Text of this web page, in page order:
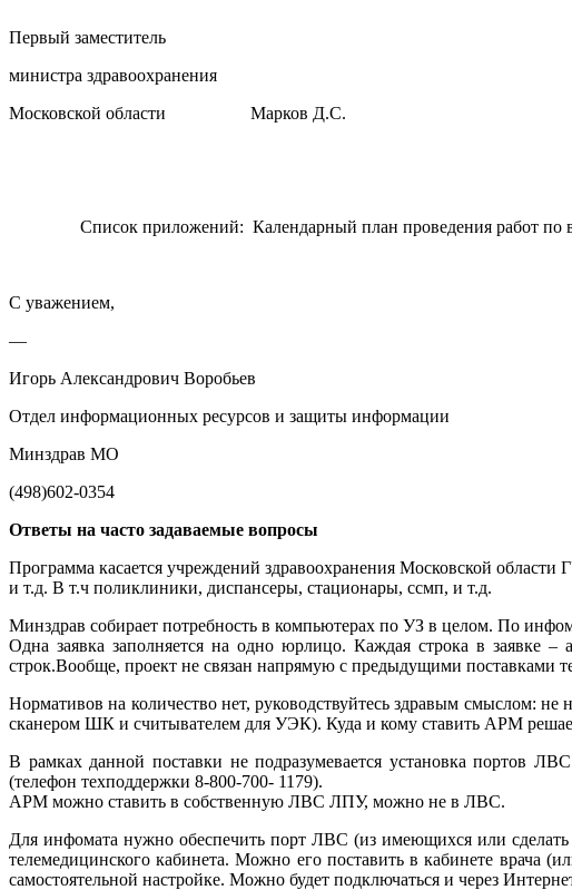
Первый заместитель
министра здравоохранения
Московской области Марков Д.С.
Список приложений: Календарный план проведения работ по
С уважением,
—
Игорь Александрович Воробьев
Отдел информационных ресурсов и защиты информации
Минздрав МО
(498)602-0354
Ответы на часто задаваемые вопросы
Программа касается учреждений здравоохранения Московской
и т.д. В т.ч поликлиники, диспансеры, стационары, ссмп, и т.д.
Минздрав собирает потребность в компьютерах по УЗ в целом. По
Одна заявка заполняется на одно юрлицо. Каждая строка в заявке –
строк.Вообще, проект не связан напрямую с предыдущими
Нормативов на количество нет, руководствуйтесь здравым смыслом:
сканером ШК и считывателем для УЭК). Куда и кому ставить АРМ
В рамках данной поставки не подразумевается установка портов
(телефон техподдержки 8-800-700- 1179).
АРМ можно ставить в собственную ЛВС ЛПУ, можно не в ЛВС.
Для инфомата нужно обеспечить порт ЛВС (из имеющихся или
телемедицинского кабинета. Можно его поставить в кабинете врача
самостоятельной настройке. Можно будет подключаться и через